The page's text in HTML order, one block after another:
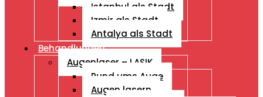
Istanbul als Stadt
Izmir als Stadt
Antalya als Stadt
Behandlungen
Augenlaser – LASIK
Rund ums Auge
Augen lasern